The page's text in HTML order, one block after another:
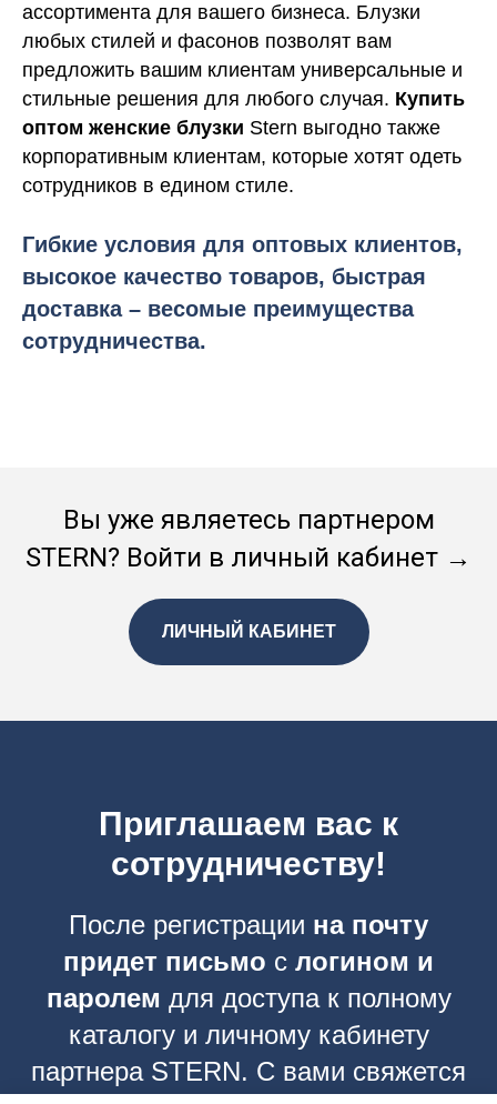
ассортимента для вашего бизнеса. Блузки
любых стилей и фасонов позволят вам
предложить вашим клиентам универсальные и
стильные решения для любого случая. Купить
оптом женские блузки Stern выгодно также
корпоративным клиентам, которые хотят одеть
сотрудников в едином стиле.
Гибкие условия для оптовых клиентов,
высокое качество товаров, быстрая
доставка – весомые преимущества
сотрудничества.
Вы уже являетесь партнером
STERN? Войти в личный кабинет →
ЛИЧНЫЙ КАБИНЕТ
Приглашаем вас к
сотрудничеству!
После регистрации на почту
придет письмо с логином и
паролем для доступа к полному
каталогу и личному кабинету
партнера STERN. С вами свяжется